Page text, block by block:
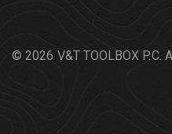
© 2026 V&T TOOLBOX P.C.